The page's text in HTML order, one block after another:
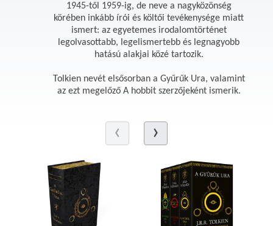
1945-től 1959-ig, de neve a nagyközönség
körében inkább írói és költői tevékenysége miatt
ismert: az egyetemes irodalomtörténet
legolvasottabb, legelismertebb és legnagyobb
hatású alakjai közé tartozik.
Tolkien nevét elsősorban a Gyűrűk Ura, valamint
az ezt megelőző A hobbit szerzőjeként ismerik.